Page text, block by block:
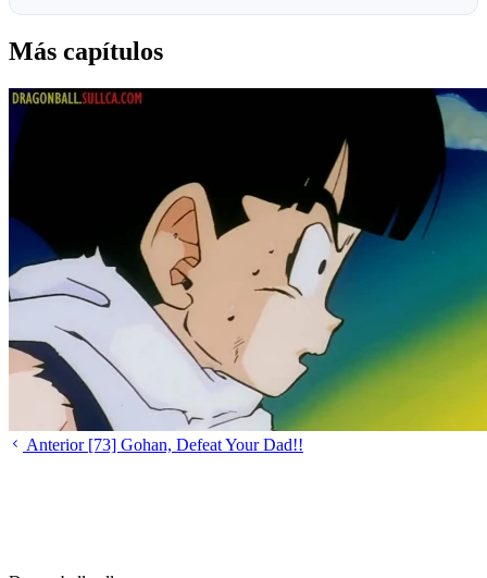
Más capítulos
Anterior [73] Gohan, Defeat Your Dad!!